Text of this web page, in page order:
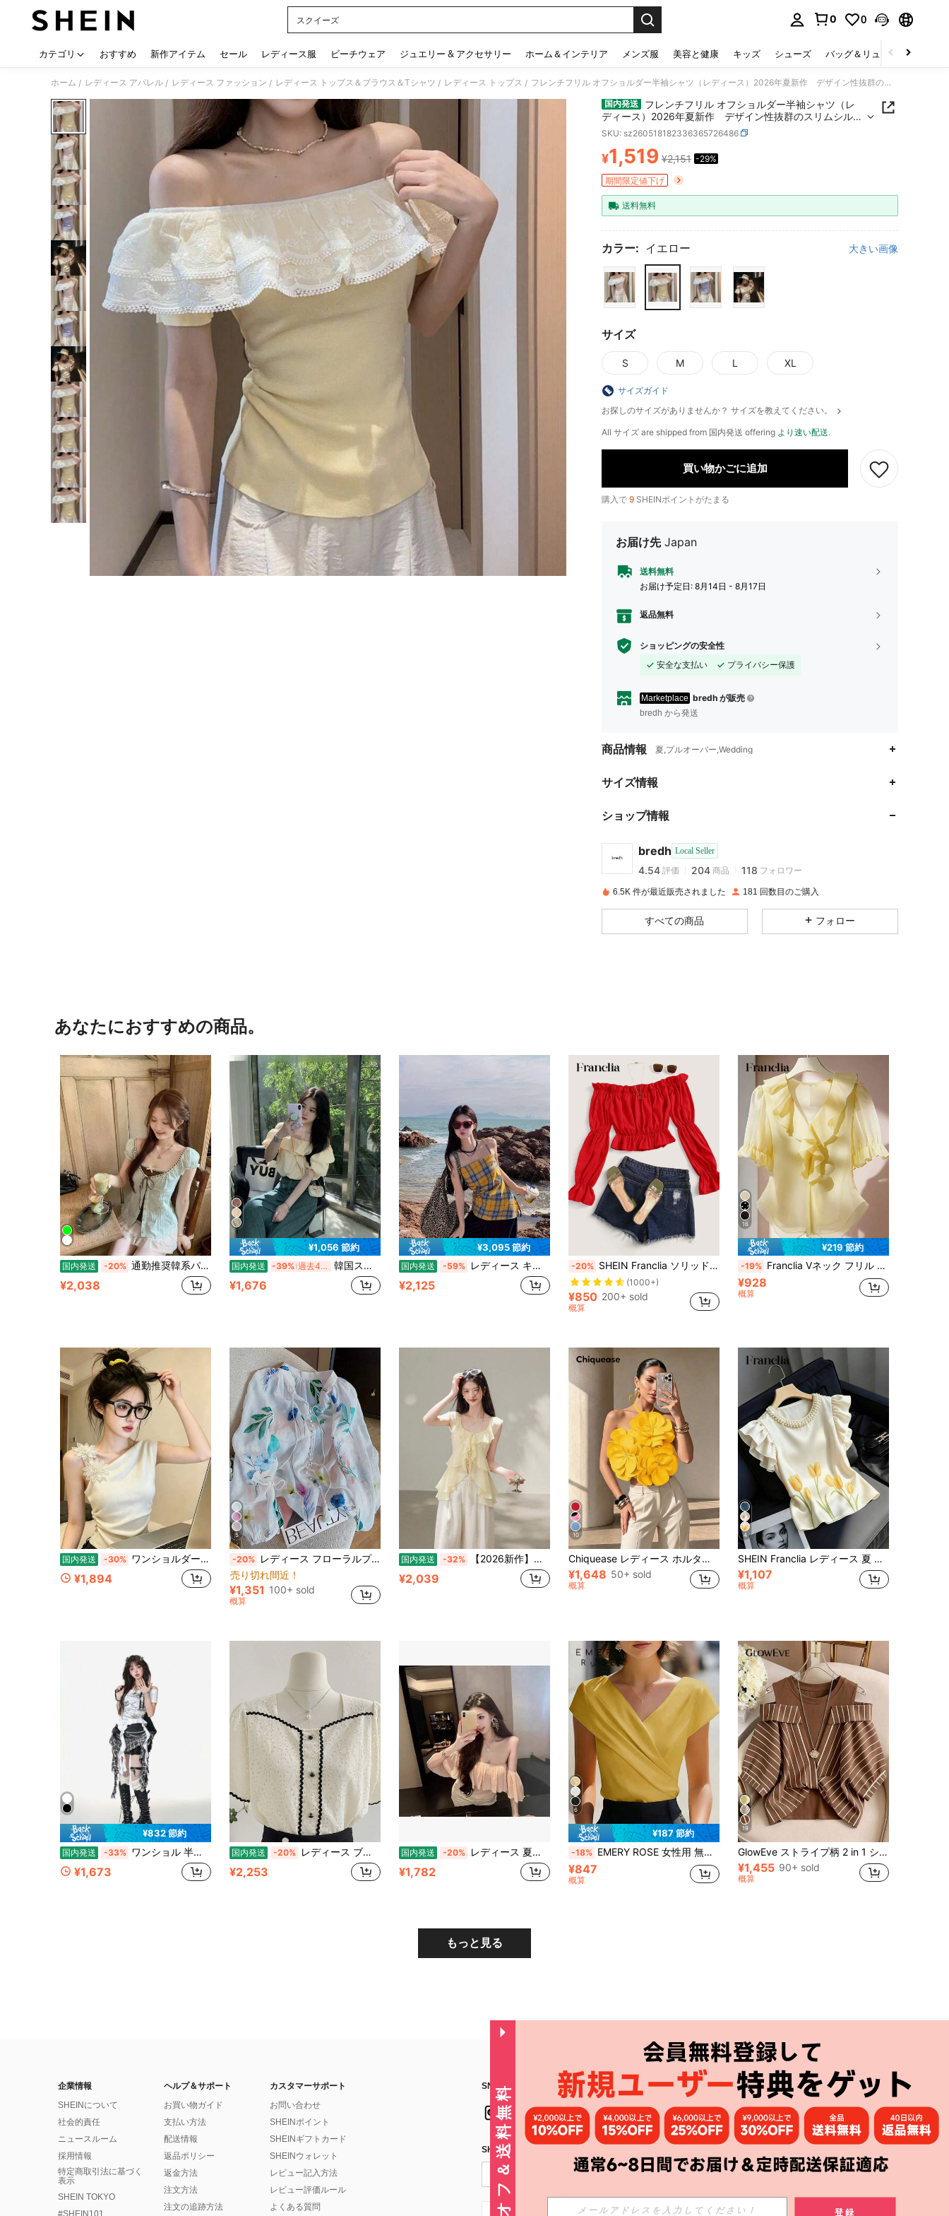
スクイーズ
0 0
カテゴリ おすすめ 新作アイテム セール レディース服 ビーチウェア ジュエリー & アクセサリー ホーム＆インテリア メンズ服 美容と健康 キッズ シューズ バッグ＆リュック
ホーム / レディース アパレル / レディース ファッション / レディース トップス＆ブラウス＆Tシャツ / レディース トップス / フレンチフリル オフショルダー半袖シャツ（レディース）2026年夏新作 デザイン性抜群のスリムシルエットでスタイル良く見せるショート丈トップス 甘く若々しい可愛らしい雰囲気と独特な魅力が光るシャツ
国内発送
フレンチフリル オフショルダー半袖シャツ（レ
ディース）2026年夏新作 デザイン性抜群のスリムシルエ
ットでスタイル良く見せるショート丈トップス 甘く若々
しい可愛らしい雰囲気と独特な魅力が光るシャツ
SKU: sz260518182336365726486
PRICE AND AVAILABILITY
¥1,519 ¥2,151 -29%
期間限定値下げ
送料無料
カラー: イエロー 大きい画像
サイズ
S M L XL
サイズガイド
お探しのサイズがありませんか？ サイズを教えてください。
All サイズ are shipped from 国内発送 offering より速い配送.
買い物かごに追加
購入で 9 SHEINポイントがたまる
お届け先 Japan
送料無料
お届け予定日: 8月14日 - 8月17日
返品無料
ショッピングの安全性
安全な支払い
プライバシー保護
Marketplace bredh が販売
bredh から発送
商品情報 夏,プルオーバー,Wedding
サイズ情報
ショップ情報
bredh Local Seller
4.54
4.54 評価 204 商品 118 フォロワー
4.54 204 118
4.54
4.54 204 118
4.54 204 118
6.5K 件が最近販売されました 181 回数目のご購入
すべての商品 フォロー
あなたにおすすめの商品。
国内発送 -20% 通勤推奨韓系パフスリーブブラウス カラーコントラスト U 襟,一体型フェイク 2 ピース構造 ウエストマークでスタイルアップ,清楚おしゃれ毎日使い万能上衣
¥2,038
¥1,056 節約
国内発送 -39% 過去4時間 韓国スタイル スリムフィット 無地 半袖 シャツ レディース フレンチ ヴィンテージ セクシー カジュアル デイリー デート 春夏 ベーシック レイヤード シンプル ストリート トップス
¥1,676
¥3,095 節約
国内発送 -59% レディース キャミソール チェック柄 トップス ノースリーブ ビスチェ サイドスリット リボン シャーリング タータンチェック バックオープン セクシー 露出 ギャル Y2K 韓国ファッション ストリート 派手 個性的 リゾート 海 ビーチ フェス イベント 音楽祭 衣装 撮影 映え 写真映え インスタ映え 着痩せ 体型カバー ウエストマーク くびれ強調 脚長効果 大人可愛い カジュアル レトロ ヴィンテージ風 夏服 イエロー ブルー 配色 涼しい 蒸れない 通気性 肌見せ 重ね着 レイヤード インナー 主役級 抜け感 華奢見え 細見え 女子会 旅行 10代 20代 30代 普段着
¥2,125
-20% SHEIN Franclia ソリッド ラッフルトリム オフショルダーブラウス、長袖トップス
(1000+)
¥850 200+ sold
概算
16
¥219 節約
-19% Franclia Vネック フリル ペタル スリーブ カジュアルブラウス レディース フリルブラウス イエロー シフォンブラウス フォーマル レディーストップス 半袖 フリルトップ ブラウス レディース
¥928
概算
国内発送 -30% ワンショルダー トップス レディース キャミソール ノースリーブ 肩出し 立体 花 モチーフ フラワー ペプラム 夏にぴったり 綺麗め カジュアルコーデ 脚長効果 着痩せ フェミニン
¥1,894
5
-20% レディース フローラルプリント プリーツ カジュアル 万能 デイリーウェア シャツ、秋/冬
売り切れ間近！
¥1,351 100+ sold
概算
国内発送 -32% 【2026新作】フレンチガーリー シフォンキャミソール レディース フリル トップス ノースリーブ リボン付き 韓国風 夏服 きれいめ フェミニン リゾートコーデ
¥2,039
10
Chiquease レディース ホルターネック タイアップ フィット ノースリーブトップス 白い花柄 装飾 柔らかいリブ生地
¥1,648 50+ sold
概算
4
SHEIN Franclia レディース 夏 エレガント ビーズ装飾 フローラルプリント ブラウス
¥1,107
概算
¥832 節約
国内発送 -33% ワンショル 半袖 Tシャツ プリント カットソー 不規則 アメスリ 変形 肌見せ セクシー 個性派 スリット リボン付き 夏 海外セレブ風 着痩せ レディース カジュアル トップス
¥1,673
国内発送 -20% レディース ブラウス シャツ 半袖 レース トップス スクエアネック パフスリーブ バイカラー パイピング 総レース プルオーバー 着痩せ 小顔効果 二の腕カバー フェミニン 大人可愛い きれいめ デート 夏 白
¥2,253
国内発送 -20% レディース 夏物新作 半袖Tシャツ オフショルトップス 骨格ウェーブ あざと可愛い 清楚セクシー 肌見せ ヘソ出し Y2K ギャル デート 女子会 カフェ イベント ライブ お出かけ
¥1,782
6
¥187 節約
-18% EMERY ROSE 女性用 無地 エレガントVネック クロスデザイン Tシャツ
¥847
概算
19
GlowEve ストライプ柄 2 in 1 シャツ レディース バケーションコーデ
¥1,455 90+ sold
概算
もっと見る
企業情報
SHEINについて
社会的責任
ニュースルーム
採用情報
特定商取引法に基づく
表示
SHEIN TOKYO
#SHEIN101
ヘルプ＆サポート
お買い物ガイド
支払い方法
配送情報
返品ポリシー
返金方法
注文方法
注文の追跡方法
カスタマーサポート
お問い合わせ
SHEINポイント
SHEINギフトカード
SHEINウォレット
レビュー記入方法
レビュー評価ルール
よくある質問
SNSフォローはこちら： アプリ
SHEIN STYLE NEWSを購読する
購読
JP + 81
30%オフ＆送料無料 登録